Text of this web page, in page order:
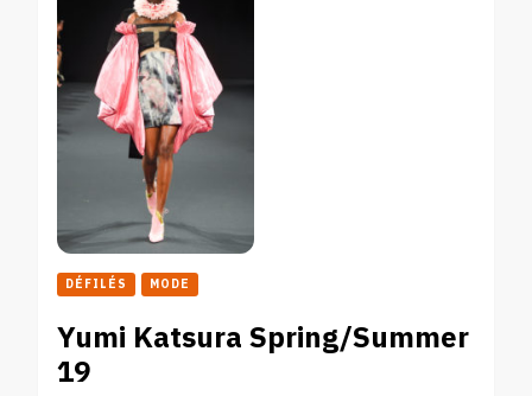
DÉFILÉS MODE
Yumi Katsura Spring/Summer
19